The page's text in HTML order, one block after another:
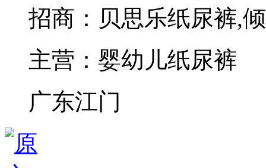
招商： 贝思乐纸尿裤,
主营： 婴幼儿纸尿裤
广东江门